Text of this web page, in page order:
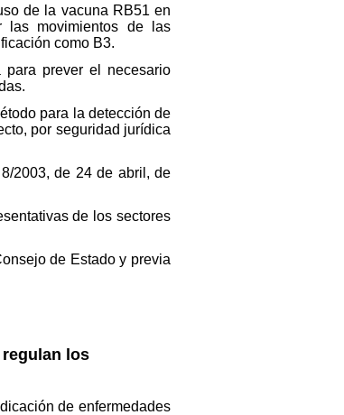
de la vacuna RB51 en
las movimientos de las
como B3.
prever el necesario
para la detección de
por seguridad jurídica
2003, de 24 de abril, de
de los sectores
de Estado y previa
regulan los
de enfermedades